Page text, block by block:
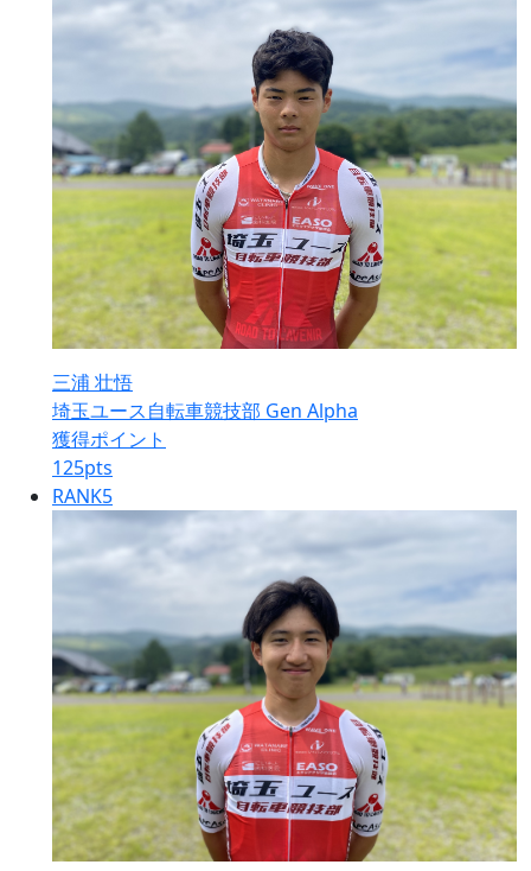
三浦 壮悟
埼玉ユース自転車競技部 Gen Alpha
獲得ポイント
125pts
RANK5